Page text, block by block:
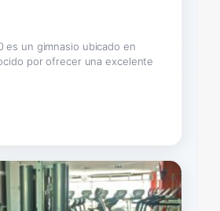
es un gimnasio ubicado en
por ofrecer una excelente